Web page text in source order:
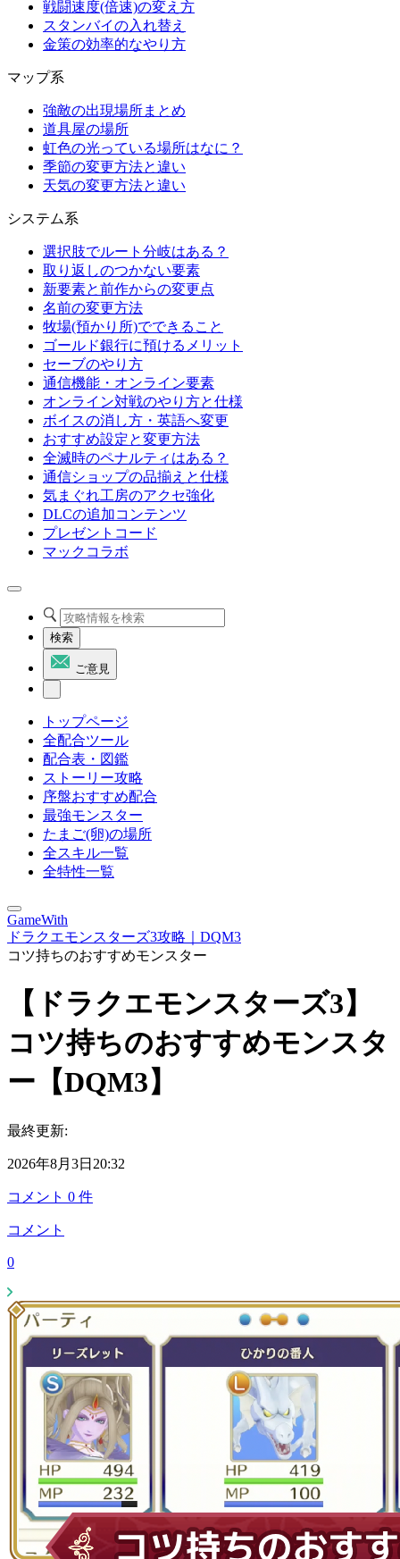
戦闘速度(倍速)の変え方
スタンバイの入れ替え
金策の効率的なやり方
マップ系
強敵の出現場所まとめ
道具屋の場所
虹色の光っている場所はなに？
季節の変更方法と違い
天気の変更方法と違い
システム系
選択肢でルート分岐はある？
取り返しのつかない要素
新要素と前作からの変更点
名前の変更方法
牧場(預かり所)でできること
ゴールド銀行に預けるメリット
セーブのやり方
通信機能・オンライン要素
オンライン対戦のやり方と仕様
ボイスの消し方・英語へ変更
おすすめ設定と変更方法
全滅時のペナルティはある？
通信ショップの品揃えと仕様
気まぐれ工房のアクセ強化
DLCの追加コンテンツ
プレゼントコード
マックコラボ
検索
ご意見
トップページ
全配合ツール
配合表・図鑑
ストーリー攻略
序盤おすすめ配合
最強モンスター
たまご(卵)の場所
全スキル一覧
全特性一覧
GameWith
ドラクエモンスターズ3攻略｜DQM3
コツ持ちのおすすめモンスター
【ドラクエモンスターズ3】
コツ持ちのおすすめモンスタ
ー【DQM3】
最終更新:
2026年8月3日20:32
コメント 0 件
コメント
0